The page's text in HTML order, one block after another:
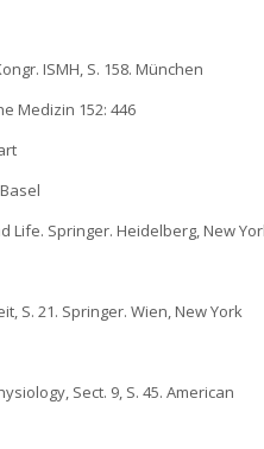
ISMH, S. 158. München
Medizin 152: 446
Life. Springer. Heidelberg, New
S. 21. Springer. Wien, New York
Sect. 9, S. 45. American